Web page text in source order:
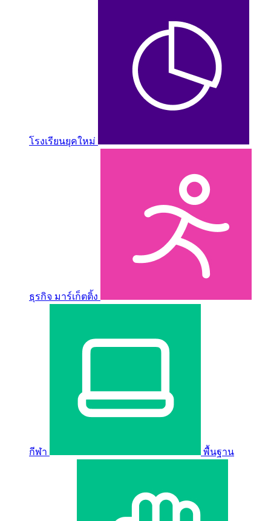
โรงเรียนยุคใหม่
ธุรกิจ มาร์เก็ตติ้ง
กีฬา พื้นฐาน